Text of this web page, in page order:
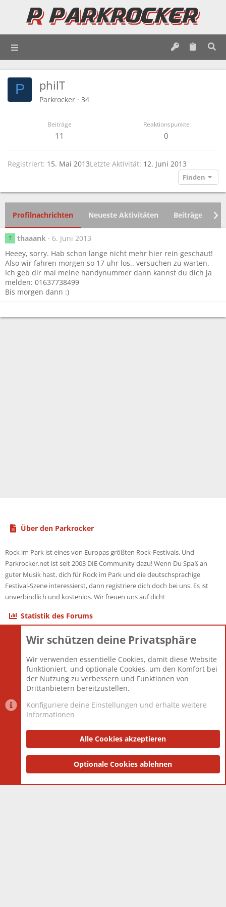
P philT
Parkrocker · 34
Beiträge
11
Reaktionspunkte
0
Registriert 15. Mai 2013Letzte Aktivität 12. Juni 2013
Finden
Profilnachrichten Neueste Aktivitäten Beiträge
T thaaank
6. Juni 2013
Heeey, sorry. Hab schon lange nicht mehr hier rein geschaut!
Also wir fahren morgen so 17 uhr los.. versuchen zu warten.
Ich geb dir mal meine handynummer dann kannst du dich ja
melden: 01637738499
Bis morgen dann :)
Über den Parkrocker
Rock im Park ist eines von Europas größten Rock-Festivals. Und
Parkrocker.net ist seit 2003 DIE Community dazu! Wenn Du Spaß an
guter Musik hast, dich für Rock im Park und die deutschsprachige
Festival-Szene interessierst, dann registriere dich doch bei uns. Es ist
unverbindlich und kostenlos. Wir freuen uns auf dich!
Statistik des Forums
Themen
Mitglieder
12.427
Neuestes Mitglied
Berlin
Datenschutzerklärung Impressum
Community platform by XenForo® © 2010-2025 XenForo Ltd.
and add-ons by ThemeHouse
Wir schützen deine Privatsphäre
Wir verwenden essentielle Cookies, damit diese Website
funktioniert, und optionale Cookies, um den Komfort bei
der Nutzung zu verbessern und Funktionen von
Drittanbietern bereitzustellen.
Konfiguriere deine Einstellungen und erhalte weitere
Informationen
Alle Cookies akzeptieren
Optionale Cookies ablehnen